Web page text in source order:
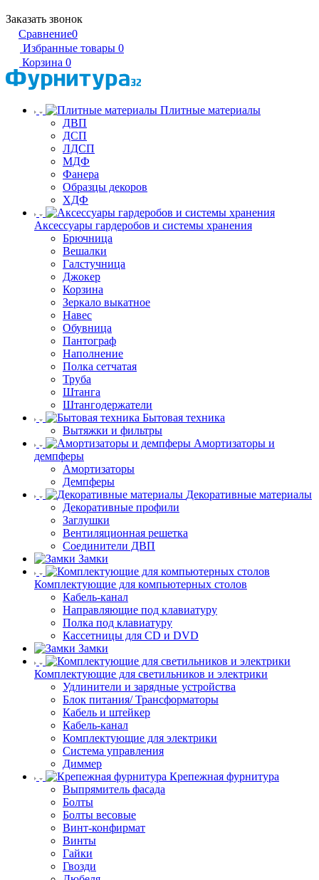
Заказать звонок
Сравнение0
Избранные товары 0
Корзина 0
Плитные материалы
ДВП
ДСП
ЛДСП
МДФ
Фанера
Образцы декоров
ХДФ
Аксессуары гардеробов и системы хранения
Брючница
Вешалки
Галстучница
Джокер
Корзина
Зеркало выкатное
Навес
Обувница
Пантограф
Наполнение
Полка сетчатая
Труба
Штанга
Штангодержатели
Бытовая техника
Вытяжки и фильтры
Амортизаторы и
демпферы
Амортизаторы
Демпферы
Декоративные материалы
Декоративные профили
Заглушки
Вентиляционная решетка
Соединители ДВП
Замки
Комплектующие для компьютерных столов
Кабель-канал
Направляющие под клавиатуру
Полка под клавиатуру
Кассетницы для CD и DVD
Замки
Комплектующие для светильников и электрики
Удлинители и зарядные устройства
Блок питания/ Трансформаторы
Кабель и штейкер
Кабель-канал
Комплектующие для электрики
Система управления
Диммер
Крепежная фурнитура
Выпрямитель фасада
Болты
Болты весовые
Винт-конфирмат
Винты
Гайки
Гвозди